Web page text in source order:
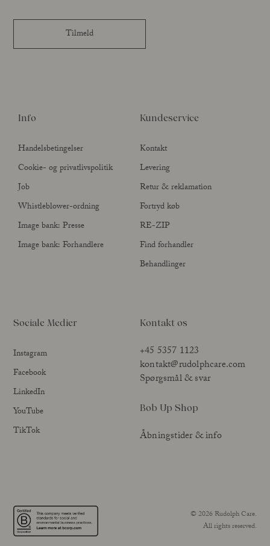
Tilmeld
Info
Handelsbetingelser
Cookie- og privatlivspolitik
Job
Whistleblower-ordning
Image bank: Presse
Image bank: Forhandlere
Kundeservice
Kontakt
Levering
Retur & reklamation
Fortryd køb
RE-ZIP
Find forhandler
Behandlinger
Sociale Medier
Instagram
Facebook
LinkedIn
YouTube
TikTok
Kontakt os
+45 5357 1123
kontakt@rudolphcare.com
Spørgsmål & svar
Bob Up Shop
Åbningstider & info
© 2026 Rudolph Care.
All rights reserved.